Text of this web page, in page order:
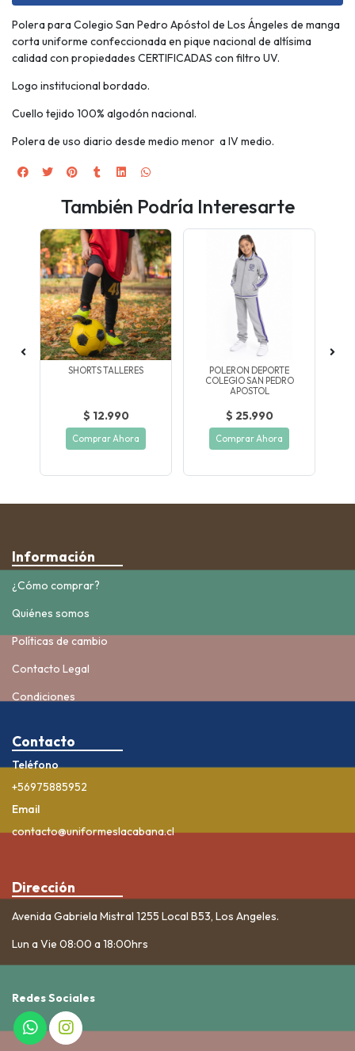
Polera para Colegio San Pedro Apóstol de Los Ángeles de manga
corta uniforme confeccionada en pique nacional de altísima
calidad con propiedades CERTIFICADAS con filtro UV.
Logo institucional bordado.
Cuello tejido 100% algodón nacional.
Polera de uso diario desde medio menor a IV medio.
También Podría Interesarte
SHORTS TALLERES
$ 12.990
Comprar Ahora
POLERON DEPORTE
COLEGIO SAN PEDRO
APOSTOL
$ 25.990
Comprar Ahora
Información
¿Cómo comprar?
Quiénes somos
Políticas de cambio
Contacto Legal
Condiciones
Contacto
Teléfono
+56975885952
Email
contacto@uniformeslacabana.cl
Dirección
Avenida Gabriela Mistral 1255 Local B53, Los Angeles.
Lun a Vie 08:00 a 18:00hrs
Redes Sociales